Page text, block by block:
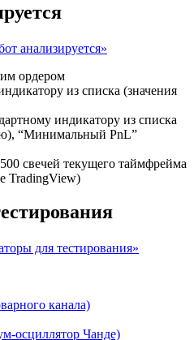
анализируется»
ордером
из списка (значения
индикатору из списка
“Минимальный PnL”
свечей текущего таймфрейма
TradingView)
для тестирования»
канала)
осциллятор Чанде)